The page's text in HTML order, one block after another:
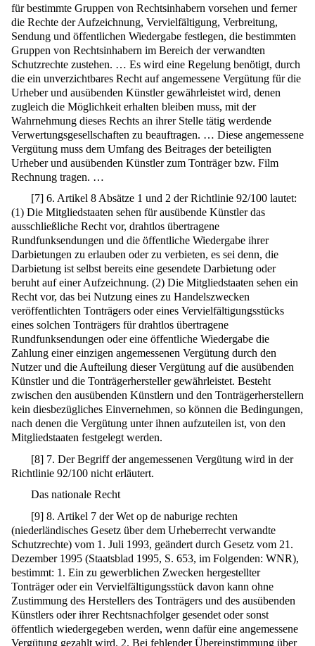
für bestimmte Gruppen von Rechtsinhabern vorsehen und ferner
die Rechte der Aufzeichnung, Vervielfältigung, Verbreitung,
Sendung und öffentlichen Wiedergabe festlegen, die bestimmten
Gruppen von Rechtsinhabern im Bereich der verwandten
Schutzrechte zustehen. … Es wird eine Regelung benötigt, durch
die ein unverzichtbares Recht auf angemessene Vergütung für die
Urheber und ausübenden Künstler gewährleistet wird, denen
zugleich die Möglichkeit erhalten bleiben muss, mit der
Wahrnehmung dieses Rechts an ihrer Stelle tätig werdende
Verwertungsgesellschaften zu beauftragen. … Diese angemessene
Vergütung muss dem Umfang des Beitrages der beteiligten
Urheber und ausübenden Künstler zum Tonträger bzw. Film
Rechnung tragen. …
[7] 6. Artikel 8 Absätze 1 und 2 der Richtlinie 92/100 lautet:
(1) Die Mitgliedstaaten sehen für ausübende Künstler das
ausschließliche Recht vor, drahtlos übertragene
Rundfunksendungen und die öffentliche Wiedergabe ihrer
Darbietungen zu erlauben oder zu verbieten, es sei denn, die
Darbietung ist selbst bereits eine gesendete Darbietung oder
beruht auf einer Aufzeichnung. (2) Die Mitgliedstaaten sehen ein
Recht vor, das bei Nutzung eines zu Handelszwecken
veröffentlichten Tonträgers oder eines Vervielfältigungsstücks
eines solchen Tonträgers für drahtlos übertragene
Rundfunksendungen oder eine öffentliche Wiedergabe die
Zahlung einer einzigen angemessenen Vergütung durch den
Nutzer und die Aufteilung dieser Vergütung auf die ausübenden
Künstler und die Tonträgerhersteller gewährleistet. Besteht
zwischen den ausübenden Künstlern und den Tonträgerherstellern
kein diesbezügliches Einvernehmen, so können die Bedingungen,
nach denen die Vergütung unter ihnen aufzuteilen ist, von den
Mitgliedstaaten festgelegt werden.
[8] 7. Der Begriff der angemessenen Vergütung wird in der
Richtlinie 92/100 nicht erläutert.
Das nationale Recht
[9] 8. Artikel 7 der Wet op de naburige rechten
(niederländisches Gesetz über dem Urheberrecht verwandte
Schutzrechte) vom 1. Juli 1993, geändert durch Gesetz vom 21.
Dezember 1995 (Staatsblad 1995, S. 653, im Folgenden: WNR),
bestimmt: 1. Ein zu gewerblichen Zwecken hergestellter
Tonträger oder ein Vervielfältigungsstück davon kann ohne
Zustimmung des Herstellers des Tonträgers und des ausübenden
Künstlers oder ihrer Rechtsnachfolger gesendet oder sonst
öffentlich wiedergegeben werden, wenn dafür eine angemessene
Vergütung gezahlt wird. 2. Bei fehlender Übereinstimmung über